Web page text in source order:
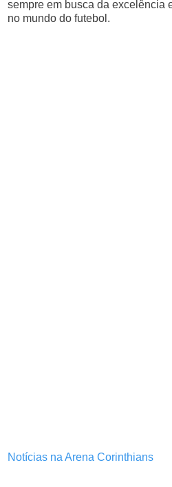
sempre em busca da excelência
no mundo do futebol.
Notícias na Arena Corinthians